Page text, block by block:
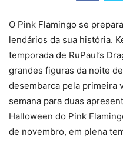
O Pink Flamingo se
lendários da sua história.
temporada de RuPaul’s
grandes figuras da noite
desembarca pela primeira
semana para duas
Halloween do Pink
de novembro, em plena